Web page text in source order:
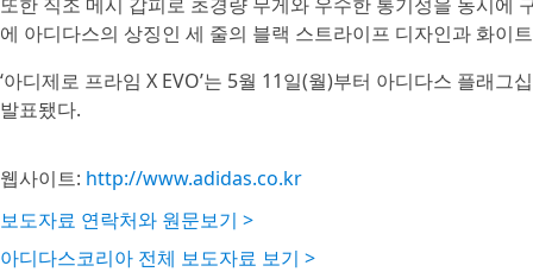
에 아디다스의 상징인 세 줄의 블랙 스트라이프 디자인과 화이
‘아디제로 프라임 X EVO’는 5월 11일(월)부터 아디다스 플래
발표됐다.
웹사이트: http://www.adidas.co.kr
보도자료 연락처와 원문보기 >
아디다스코리아 전체 보도자료 보기 >